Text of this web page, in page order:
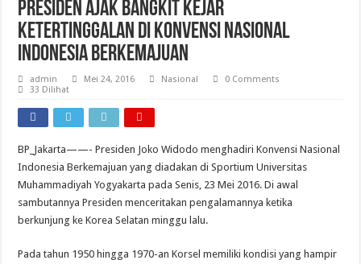
Presiden Ajak Bangkit Kejar
Ketertinggalan Di Konvensi Nasional
Indonesia Berkemajuan
admin Mei 24, 2016 Nasional
0 Comments
33 Dilihat
BP_Jakarta——- Presiden Joko Widodo menghadiri Konvensi Nasional
Indonesia Berkemajuan yang diadakan di Sportium Universitas
Muhammadiyah Yogyakarta pada Senis, 23 Mei 2016. Di awal
sambutannya Presiden menceritakan pengalamannya ketika
berkunjung ke Korea Selatan minggu lalu.
Pada tahun 1950 hingga 1970-an Korsel memiliki kondisi yang hampir